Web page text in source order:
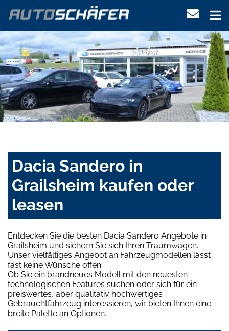
Dacia Sandero in
Grailsheim kaufen oder
leasen
Entdecken Sie die besten Dacia Sandero Angebote in
Grailsheim und sichern Sie sich Ihren Traumwagen.
Unser vielfältiges Angebot an Fahrzeugmodellen lässt
fast keine Wünsche offen.
Ob Sie ein brandneues Modell mit den neuesten
technologischen Features suchen oder sich für ein
preiswertes, aber qualitativ hochwertiges
Gebrauchtfahrzeug interessieren, wir bieten Ihnen eine
breite Palette an Optionen.